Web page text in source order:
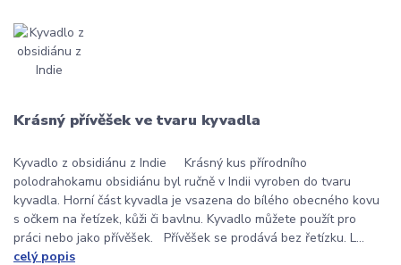
Krásný přívěšek ve tvaru kyvadla
Kyvadlo z obsidiánu z Indie Krásný kus přírodního
polodrahokamu obsidiánu byl ručně v Indii vyroben do tvaru
kyvadla. Horní část kyvadla je vsazena do bílého obecného kovu
s očkem na řetízek, kůži či bavlnu. Kyvadlo můžete použít pro
práci nebo jako přívěšek. Přívěšek se prodává bez řetízku. L...
celý popis